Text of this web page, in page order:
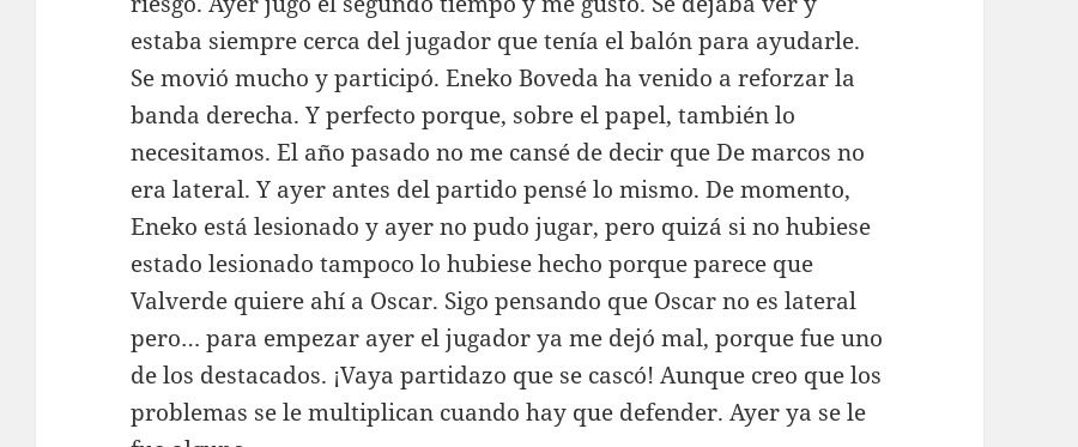
estaba siempre cerca del jugador que tenía el balón para ayudarle.
Se movió mucho y participó. Eneko Boveda ha venido a reforzar la
banda derecha. Y perfecto porque, sobre el papel, también lo
necesitamos. El año pasado no me cansé de decir que De marcos no
era lateral. Y ayer antes del partido pensé lo mismo. De momento,
Eneko está lesionado y ayer no pudo jugar, pero quizá si no hubiese
estado lesionado tampoco lo hubiese hecho porque parece que
Valverde quiere ahí a Oscar. Sigo pensando que Oscar no es lateral
pero… para empezar ayer el jugador ya me dejó mal, porque fue uno
de los destacados. ¡Vaya partidazo que se cascó! Aunque creo que los
problemas se le multiplican cuando hay que defender. Ayer ya se le